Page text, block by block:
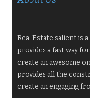
Real Estate salient is
provides a fast way
create an awesome
provides all the
create an engaging